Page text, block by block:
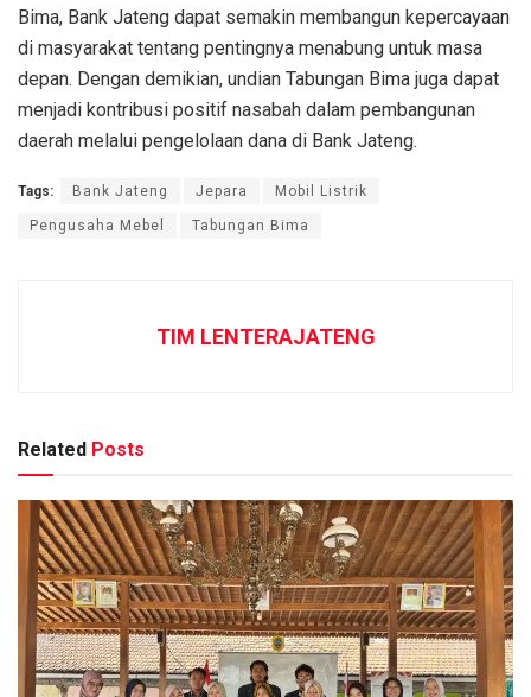
Bima, Bank Jateng dapat semakin membangun kepercayaan
di masyarakat tentang pentingnya menabung untuk masa
depan. Dengan demikian, undian Tabungan Bima juga dapat
menjadi kontribusi positif nasabah dalam pembangunan
daerah melalui pengelolaan dana di Bank Jateng.
Tags: Bank Jateng Jepara Mobil Listrik
Pengusaha Mebel Tabungan Bima
TIM LENTERAJATENG
Related Posts